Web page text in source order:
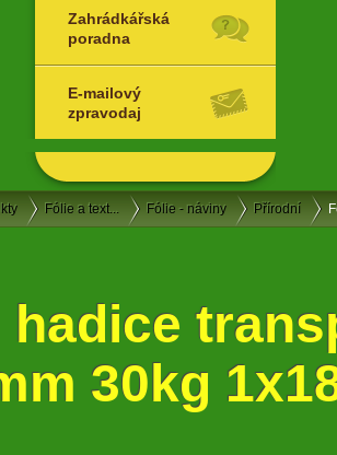
Zahrádkářská
poradna
E-mailový
zpravodaj
Fólie a text... Fólie - náviny Přírodní
hadice
30kg